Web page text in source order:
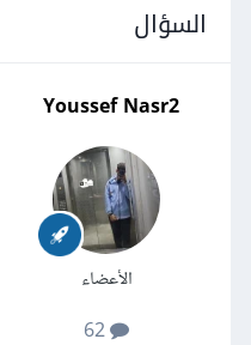
السؤال
Youssef Nasr2
الأعضاء